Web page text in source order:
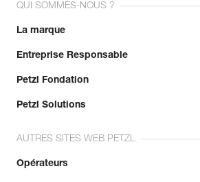
QUI SOMMES-NOUS ?
La marque
Entreprise Responsable
Petzl Fondation
Petzl Solutions
AUTRES SITES WEB PETZL
Opérateurs